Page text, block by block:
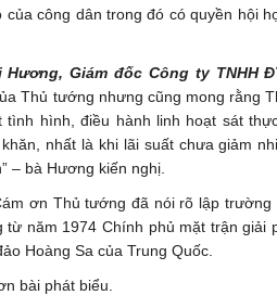
của công dân trong đó có quyền hội
Hương, Giám đốc Công ty TNHH
Thủ tướng nhưng cũng mong rằng
tình hình, điều hành linh hoạt sát
nhất là khi lãi suất chưa giảm
– bà Hương kiến nghị.
ơn Thủ tướng đã nói rõ lập
từ năm 1974 Chính phủ mặt trận giải
Hoàng Sa của Trung Quốc.
bài phát biểu.